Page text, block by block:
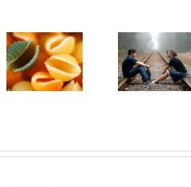
Open
zelfonderzoek
– leer
van
– De